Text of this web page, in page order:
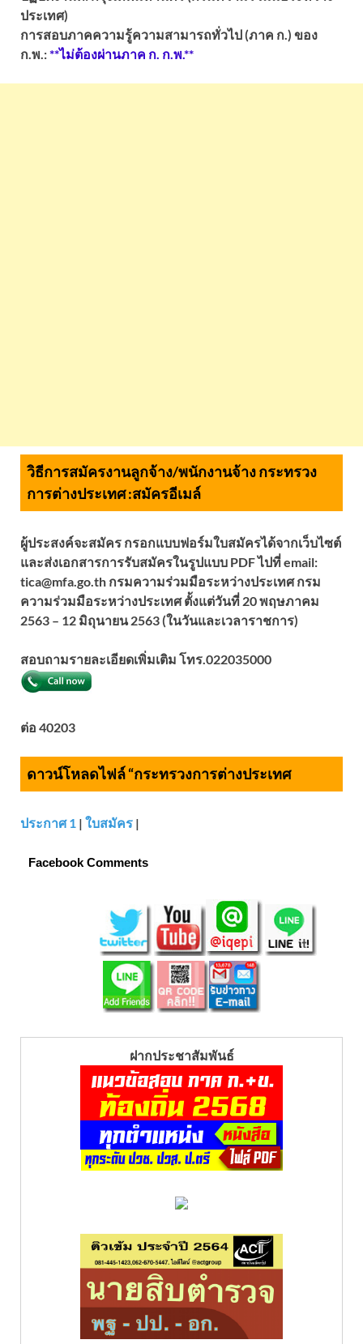
ประเทศ)
การสอบภาคความรู้ความสามารถทั่วไป (ภาค ก.) ของ
ก.พ.:**ไม่ต้องผ่านภาค ก. ก.พ.**
วิธีการสมัครงานลูกจ้าง/พนักงานจ้าง กระทรวง
การต่างประเทศ :สมัครอีเมล์
ผู้ประสงค์จะสมัคร กรอกแบบฟอร์มใบสมัครได้จากเว็บไซต์
และส่งเอกสารการรับสมัครในรูปแบบ PDF ไปที่ email:
tica@mfa.go.th กรมความร่วมมือระหว่างประเทศ กรม
ความร่วมมือระหว่างประเทศ ตั้งแต่วันที่ 20 พฤษภาคม
2563 – 12 มิถุนายน 2563 (ในวันและเวลาราชการ)
สอบถามรายละเอียดเพิ่มเติม โทร.022035000
ต่อ 40203
ดาวน์โหลดไฟล์ “กระทรวงการต่างประเทศ
ประกาศ 1 | ใบสมัคร |
Facebook Comments
ฝากประชาสัมพันธ์